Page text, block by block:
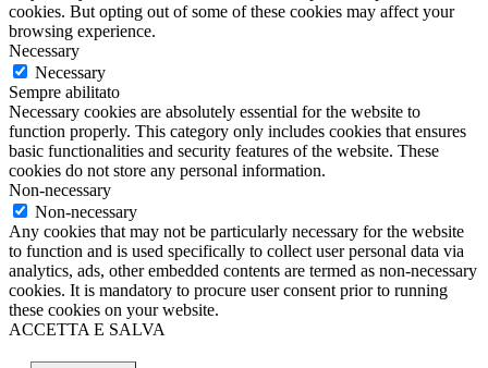
cookies. But opting out of some of these cookies may affect your
browsing experience.
Necessary
Necessary
Sempre abilitato
Necessary cookies are absolutely essential for the website to
function properly. This category only includes cookies that ensures
basic functionalities and security features of the website. These
cookies do not store any personal information.
Non-necessary
Non-necessary
Any cookies that may not be particularly necessary for the website
to function and is used specifically to collect user personal data via
analytics, ads, other embedded contents are termed as non-necessary
cookies. It is mandatory to procure user consent prior to running
these cookies on your website.
ACCETTA E SALVA